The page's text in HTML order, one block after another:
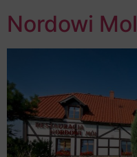
Nordowi Mol